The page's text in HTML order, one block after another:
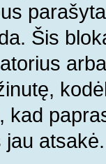
Šis
kad
jau atsakė.